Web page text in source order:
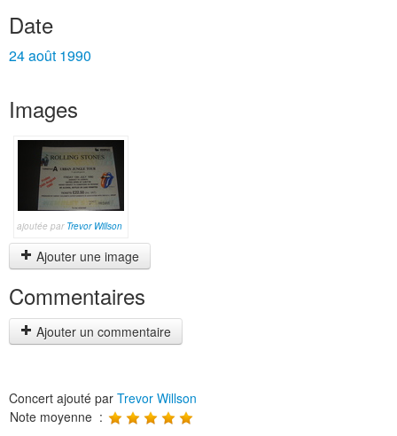
Date
24 août 1990
Images
ajoutée par Trevor Willson
Ajouter une image
Commentaires
Ajouter un commentaire
Concert ajouté par Trevor Willson
Note moyenne :